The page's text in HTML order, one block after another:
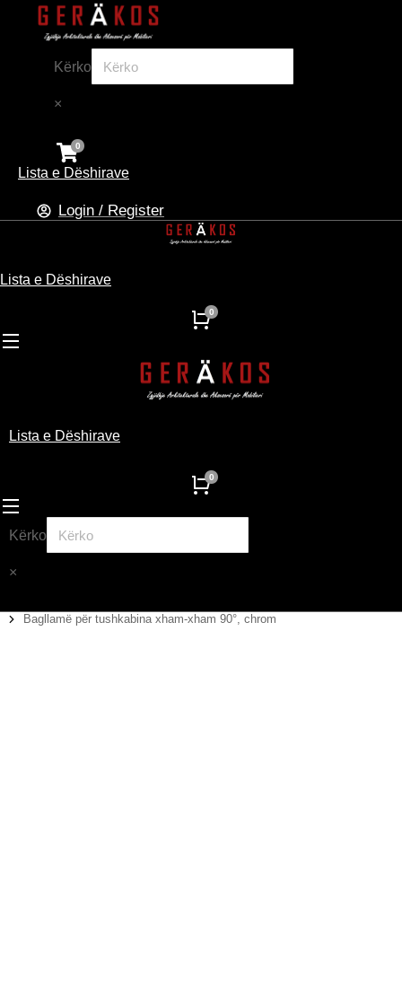
Kërko
×
Lista e Dëshirave
Login / Register
Lista e Dëshirave
Lista e Dëshirave
Kërko
×
You are here:
Bagllamë për tushkabina xham-xham 90°, chrom